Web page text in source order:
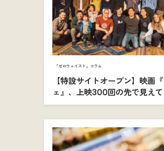
「ゼロウェイスト」コラム
【特設サイトオープン】映画
ェ』、上映300回の先で見え